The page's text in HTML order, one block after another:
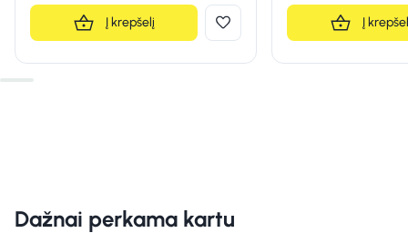
Į krepšelį Į
Dažnai perkama kartu